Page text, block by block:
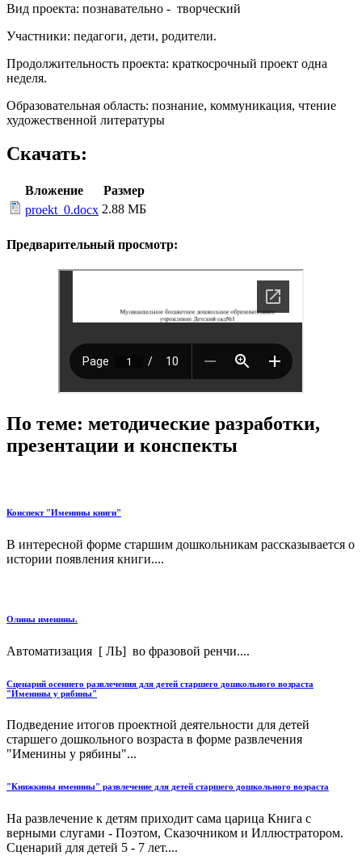
Вид проекта: познавательно - творческий
Участники: педагоги, дети, родители.
Продолжительность проекта: краткосрочный проект одна
неделя.
Образовательная область: познание, коммуникация, чтение
художественной литературы
Скачать:
Вложение
Размер
proekt_0.docx 2.88 МБ
Предварительный просмотр:
По теме: методические разработки,
презентации и конспекты
Конспект "Именины книги"
В интересной форме старшим дошкольникам рассказывается о
истории появления книги....
Олины именины.
Автоматизация [ ЛЬ] во фразовой ренчи....
Сценарий осеннего развлечения для детей старшего дошкольного возраста
"Именины у рябины"
Подведение итогов проектной деятельности для детей
старшего дошкольного возраста в форме развлечения
"Именины у рябины"...
"Книжкины именины" развлечение для детей старшего дошкольного возраста
На развлечение к детям приходит сама царица Книга с
верными слугами - Поэтом, Сказочником и Иллюстратором.
Сценарий для детей 5 - 7 лет....